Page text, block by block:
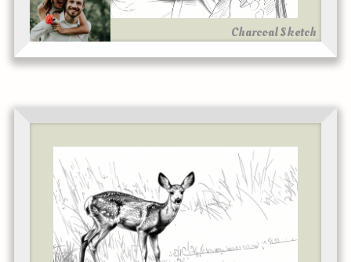
Charcoal Sketch